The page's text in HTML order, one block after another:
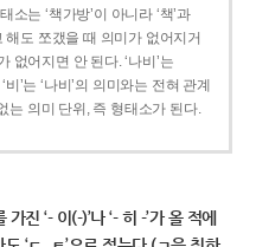
는 ‘책가방’이 아니라 ‘책’과
해도 쪼갰을 때 의미가 없어지거
없어지면 안 된다. ‘나비’는
비’는 ‘나비’의 의미와는 전혀 관계
는 의미 단위, 즉 형태소가 된다.
진 ‘- 이(-)’나 ‘- 히 -’가 올 적에